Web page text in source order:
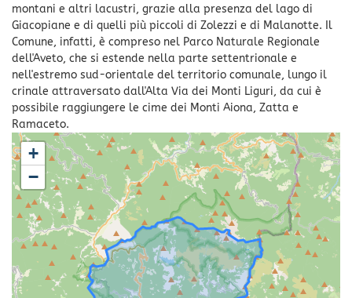
montani e altri lacustri, grazie alla presenza del lago di
Giacopiane e di quelli più piccoli di Zolezzi e di Malanotte. Il
Comune, infatti, è compreso nel Parco Naturale Regionale
dell'Aveto, che si estende nella parte settentrionale e
nell'estremo sud-orientale del territorio comunale, lungo il
crinale attraversato dall'Alta Via dei Monti Liguri, da cui è
possibile raggiungere le cime dei Monti Aiona, Zatta e
Ramaceto.
+
−